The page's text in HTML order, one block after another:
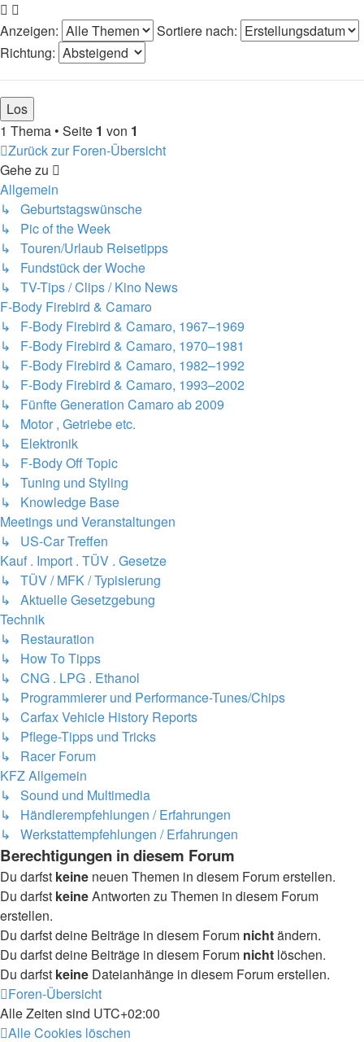
Anzeigen:
Sortiere nach:
Richtung:
1 Thema • Seite 1 von 1
Zurück zur Foren-Übersicht
Gehe zu
Allgemein
↳ Geburtstagswünsche
↳ Pic of the Week
↳ Touren/Urlaub Reisetipps
↳ Fundstück der Woche
↳ TV-Tips / Clips / Kino News
F-Body Firebird & Camaro
↳ F-Body Firebird & Camaro, 1967–1969
↳ F-Body Firebird & Camaro, 1970–1981
↳ F-Body Firebird & Camaro, 1982–1992
↳ F-Body Firebird & Camaro, 1993–2002
↳ Fünfte Generation Camaro ab 2009
↳ Motor , Getriebe etc.
↳ Elektronik
↳ F-Body Off Topic
↳ Tuning und Styling
↳ Knowledge Base
Meetings und Veranstaltungen
↳ US-Car Treffen
Kauf . Import . TÜV . Gesetze
↳ TÜV / MFK / Typisierung
↳ Aktuelle Gesetzgebung
Technik
↳ Restauration
↳ How To Tipps
↳ CNG . LPG . Ethanol
↳ Programmierer und Performance-Tunes/Chips
↳ Carfax Vehicle History Reports
↳ Pflege-Tipps und Tricks
↳ Racer Forum
KFZ Allgemein
↳ Sound und Multimedia
↳ Händlerempfehlungen / Erfahrungen
↳ Werkstattempfehlungen / Erfahrungen
Berechtigungen in diesem Forum
Du darfst keine neuen Themen in diesem Forum erstellen.
Du darfst keineAntworten zu Themen in diesem Forum
erstellen.
Du darfst deine Beiträge in diesem Forum nichtändern.
Du darfst deine Beiträge in diesem Forum nicht löschen.
Du darfst keine Dateianhänge in diesem Forum erstellen.
Foren-Übersicht
Alle Zeiten sind UTC+02:00
Alle Cookies löschen